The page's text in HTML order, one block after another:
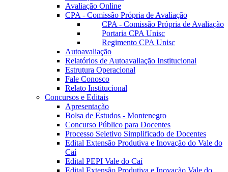
Avaliação Online
CPA - Comissão Própria de Avaliação
CPA - Comissão Própria de Avaliação
Portaria CPA Unisc
Regimento CPA Unisc
Autoavaliação
Relatórios de Autoavaliação Institucional
Estrutura Operacional
Fale Conosco
Relato Institucional
Concursos e Editais
Apresentação
Bolsa de Estudos - Montenegro
Concurso Público para Docentes
Processo Seletivo Simplificado de Docentes
Edital Extensão Produtiva e Inovação do Vale do
Caí
Edital PEPI Vale do Caí